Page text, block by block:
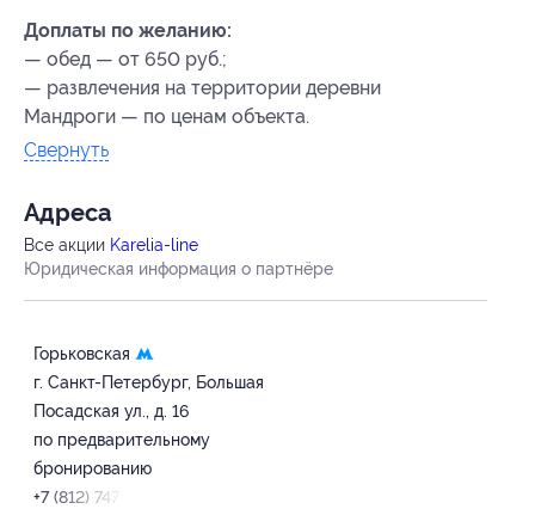
Доплаты по желанию:
— обед — от 650 руб.;
— развлечения на территории деревни
Мандроги — по ценам объекта.
Свернуть
Адресa
Все акции Karelia-line
Юридическая информация о партнёре
Горьковская
г. Санкт-Петербург, Большая
Посадская ул., д. 16
по предварительному
бронированию
+7 (812) 747-86-58